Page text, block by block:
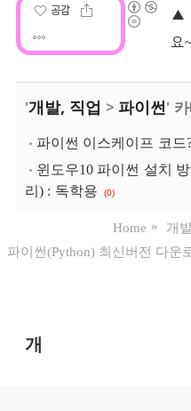
공감
'개발, 직업 > 파이썬'
파이썬 이스케이프 코드?
윈도우10 파이썬 설치
리) : 독학용
(0)
Home
개
파이썬(Python) 최신버전 다운
개